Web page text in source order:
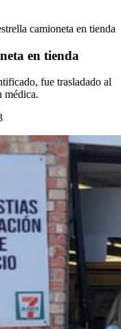
camioneta en tienda
en tienda
fue trasladado al
médica.